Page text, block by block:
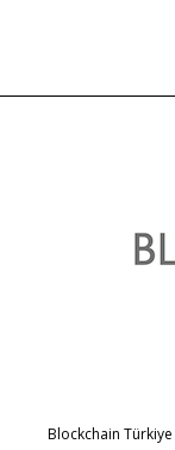
Blockchain